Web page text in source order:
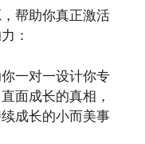
帮助你真正激活
：
你一对一设计你专
面成长的真相，
成长的小而美事